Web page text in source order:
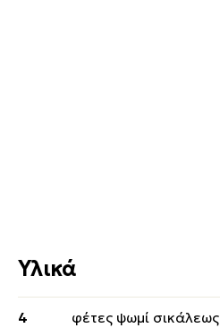
Υλικά
4 φέτες ψωμί σικάλεως